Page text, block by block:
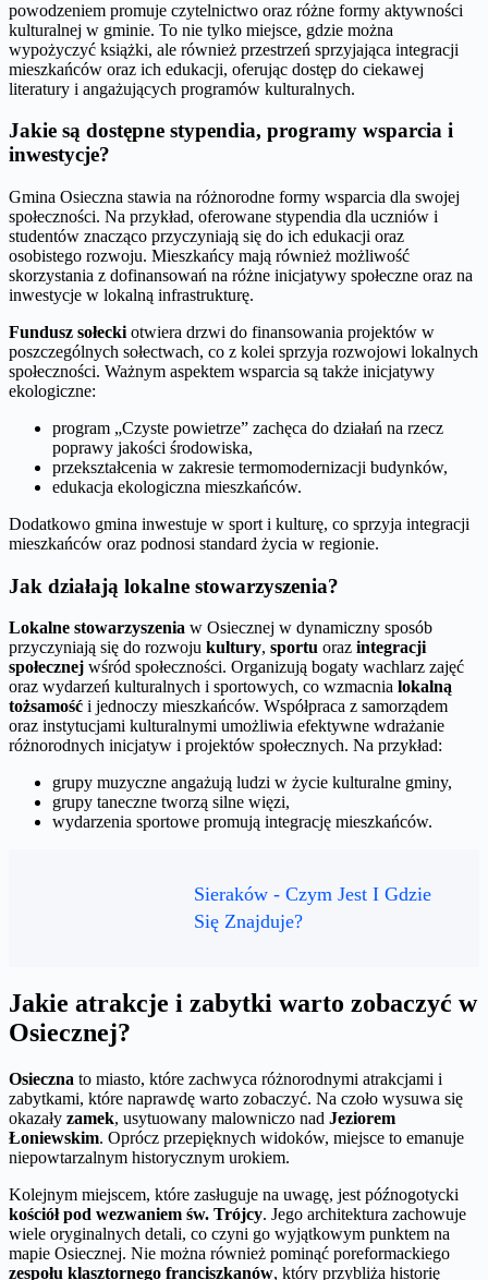
powodzeniem promuje czytelnictwo oraz różne formy aktywności
kulturalnej w gminie. To nie tylko miejsce, gdzie można
wypożyczyć książki, ale również przestrzeń sprzyjająca integracji
mieszkańców oraz ich edukacji, oferując dostęp do ciekawej
literatury i angażujących programów kulturalnych.
Jakie są dostępne stypendia, programy wsparcia i
inwestycje?
Gmina Osieczna stawia na różnorodne formy wsparcia dla swojej
społeczności. Na przykład, oferowane stypendia dla uczniów i
studentów znacząco przyczyniają się do ich edukacji oraz
osobistego rozwoju. Mieszkańcy mają również możliwość
skorzystania z dofinansowań na różne inicjatywy społeczne oraz na
inwestycje w lokalną infrastrukturę.
Fundusz sołecki otwiera drzwi do finansowania projektów w
poszczególnych sołectwach, co z kolei sprzyja rozwojowi lokalnych
społeczności. Ważnym aspektem wsparcia są także inicjatywy
ekologiczne:
program „Czyste powietrze” zachęca do działań na rzecz
poprawy jakości środowiska,
przekształcenia w zakresie termomodernizacji budynków,
edukacja ekologiczna mieszkańców.
Dodatkowo gmina inwestuje w sport i kulturę, co sprzyja integracji
mieszkańców oraz podnosi standard życia w regionie.
Jak działają lokalne stowarzyszenia?
Lokalne stowarzyszenia w Osiecznej w dynamiczny sposób
przyczyniają się do rozwoju kultury, sportu oraz integracji
społecznej wśród społeczności. Organizują bogaty wachlarz zajęć
oraz wydarzeń kulturalnych i sportowych, co wzmacnia lokalną
tożsamość i jednoczy mieszkańców. Współpraca z samorządem
oraz instytucjami kulturalnymi umożliwia efektywne wdrażanie
różnorodnych inicjatyw i projektów społecznych. Na przykład:
grupy muzyczne angażują ludzi w życie kulturalne gminy,
grupy taneczne tworzą silne więzi,
wydarzenia sportowe promują integrację mieszkańców.
Sieraków - Czym Jest I Gdzie
Się Znajduje?
Jakie atrakcje i zabytki warto zobaczyć w
Osiecznej?
Osieczna to miasto, które zachwyca różnorodnymi atrakcjami i
zabytkami, które naprawdę warto zobaczyć. Na czoło wysuwa się
okazały zamek, usytuowany malowniczo nad Jeziorem
Łoniewskim. Oprócz przepięknych widoków, miejsce to emanuje
niepowtarzalnym historycznym urokiem.
Kolejnym miejscem, które zasługuje na uwagę, jest późnogotycki
kościół pod wezwaniem św. Trójcy. Jego architektura zachowuje
wiele oryginalnych detali, co czyni go wyjątkowym punktem na
mapie Osiecznej. Nie można również pominąć poreformackiego
zespołu klasztornego franciszkanów, który przybliża historię